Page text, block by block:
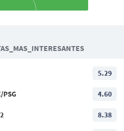
B. Omeragić
19
5.29
PSG 4.60
8.38